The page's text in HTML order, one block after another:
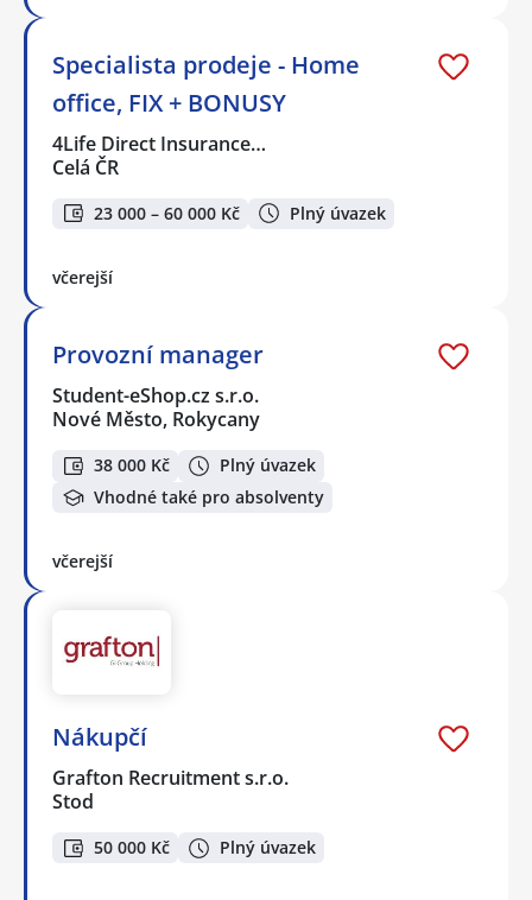
Specialista prodeje - Home
office, FIX + BONUSY
4Life Direct Insurance…
Celá ČR
23 000 – 60 000 Kč Plný úvazek
včerejší
Provozní manager
Student-eShop.cz s.r.o.
Nové Město, Rokycany
38 000 Kč
Plný úvazek
Vhodné také pro absolventy
včerejší
Nákupčí
Grafton Recruitment s.r.o.
Stod
50 000 Kč Plný úvazek